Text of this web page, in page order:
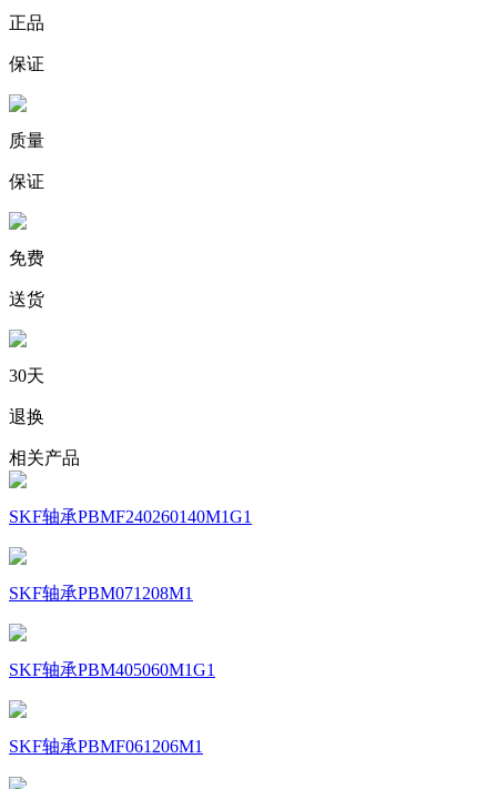
正品
保证
质量
保证
免费
送货
30天
退换
相关产品
SKF轴承PBMF240260140M1G1
SKF轴承PBM071208M1
SKF轴承PBM405060M1G1
SKF轴承PBMF061206M1